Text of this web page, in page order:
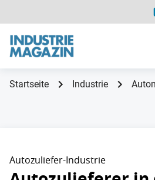
Startseite Industrie
Autozuliefer-Industrie